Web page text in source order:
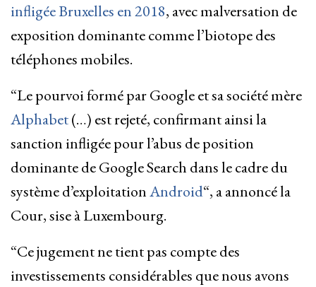
infligée Bruxelles en 2018, avec malversation de
exposition dominante comme l’biotope des
téléphones mobiles.
“Le pourvoi formé par Google et sa société mère
Alphabet(…) est rejeté, confirmant ainsi la
sanction infligée pour l’abus de position
dominante de Google Search dans le cadre du
système d’exploitationAndroid“, a annoncé la
Cour, sise à Luxembourg.
“Ce jugement ne tient pas compte des
investissements considérables que nous avons